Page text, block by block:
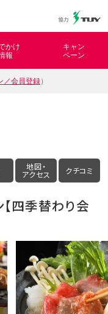
かけ
報
キャン
ペーン
／会員登録）
地図・
アクセス クチコミ
【四季替わり会